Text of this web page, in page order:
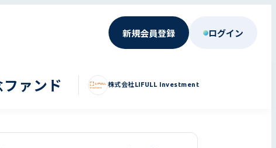
新規会員登録 ログイン
ァンド 株式会社LIFULL Investment